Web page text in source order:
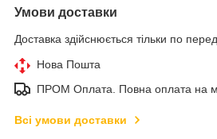
Умови доставки
Доставка здійснюється тільки по
Нова Пошта
ПРОМ Оплата. Повна оплата на
Всі умови доставки